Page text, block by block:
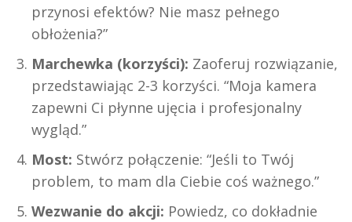
przynosi efektów? Nie masz pełnego
obłożenia?”
Marchewka (korzyści): Zaoferuj rozwiązanie,
przedstawiając 2-3 korzyści. “Moja kamera
zapewni Ci płynne ujęcia i profesjonalny
wygląd.”
Most: Stwórz połączenie: “Jeśli to Twój
problem, to mam dla Ciebie coś ważnego.”
Wezwanie do akcji: Powiedz, co dokładnie